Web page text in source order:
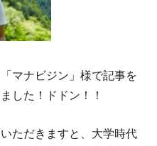
マナビジン」様で記事を
した！ドドン！！
ただきますと、大学時代